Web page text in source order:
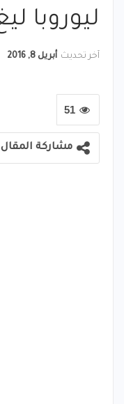
ليوروبا
آخر تحديث أبريل 8, 2016
51
مشاركة المقال